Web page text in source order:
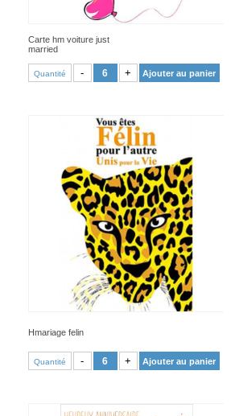
Carte hm voiture just
married
Quantité - + Ajouter au panier
Hmariage felin
Quantité - + Ajouter au panier